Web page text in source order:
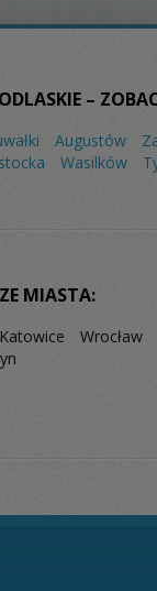
–
Augustów
Wasilków
MIASTA:
Katowice Wrocław